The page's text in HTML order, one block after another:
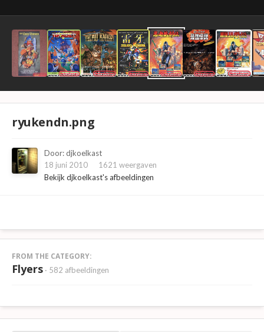
ryukendn.png
Door:djkoelkast
18 juni 2010
1621 weergaven
Bekijk djkoelkast's afbeeldingen
FROM THE CATEGORY:
Flyers · 582 afbeeldingen